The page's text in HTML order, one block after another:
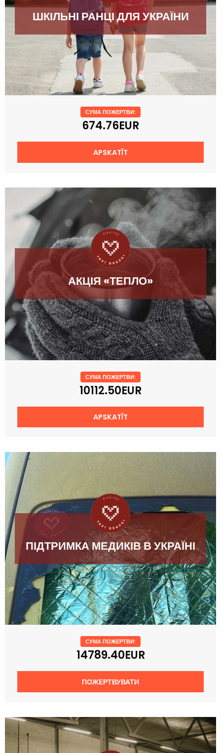
ШКІЛЬНІ РАНЦІ ДЛЯ УКРАЇНИ
СУМА ПОЖЕРТВИ:
674.76EUR
APSKATĪT
АКЦІЯ «ТЕПЛО»
СУМА ПОЖЕРТВИ:
10112.50EUR
APSKATĪT
ПІДТРИМКА МЕДИКІВ В УКРАЇНІ
СУМА ПОЖЕРТВИ:
14789.40EUR
ПОЖЕРТВУВАТИ